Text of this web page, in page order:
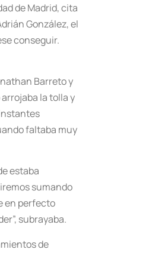
de Madrid, cita
González, el
conseguir.
Barreto y
la tolla y
faltaba muy
estaba
sumando
en perfecto
subrayaba.
de